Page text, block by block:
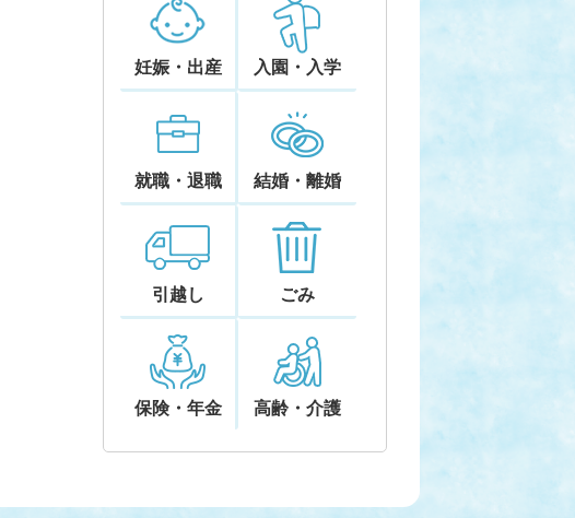
妊娠・出産 入園・入学
就職・退職 結婚・離婚
引越し ごみ
保険・年金 高齢・介護